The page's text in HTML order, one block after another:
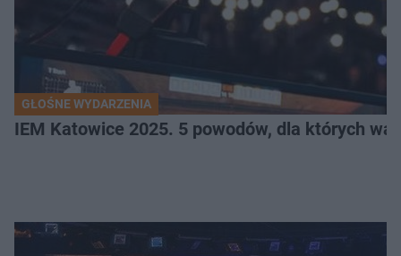
GŁOŚNE WYDARZENIA
IEM Katowice 2025. 5 powodów, dla których